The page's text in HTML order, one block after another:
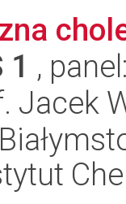
1 ,
Jacek